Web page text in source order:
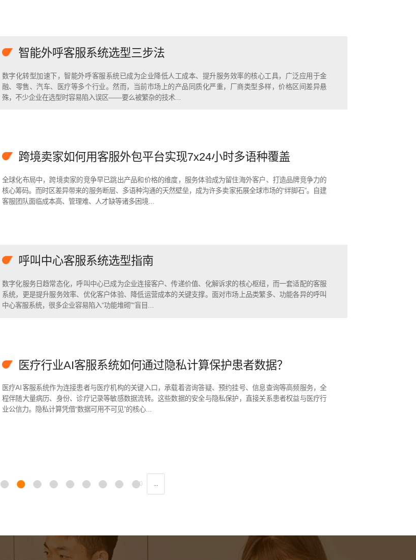
智能外呼客服系统选型三步法
数字化转型加速下，智能外呼客服系统已成为企业降低人工成本、提升服务效率的核心工具，广泛应用于金
融、零售、汽车、医疗等多个行业。然而，当前市场上的产品同质化严重，厂商类型多样，价格区间差异悬
殊，不少企业在选型时容易陷入误区——要么被繁杂的技术...
跨境卖家如何用客服外包平台实现7x24小时多语种覆盖
全球化布局中，跨境卖家的竞争早已跳出产品和价格的维度，服务体验成为留住海外客户、打造品牌竞争力的
核心筹码。而时区差异带来的服务断层、多语种沟通的天然壁垒，成为许多卖家拓展全球市场的“绊脚石”。自建
客服团队面临成本高、管理难、人才缺等诸多困境...
呼叫中心客服系统选型指南
数字化服务日趋常态化，呼叫中心已成为企业连接客户、传递价值、化解诉求的核心枢纽，而一套适配的客服
系统，更是提升服务效率、优化客户体验、降低运营成本的关键支撑。面对市场上品类繁多、功能各异的呼叫
中心客服系统，很多企业容易陷入“功能堆砌”“盲目...
医疗行业AI客服系统如何通过隐私计算保护患者数据？
医疗AI客服系统作为连接患者与医疗机构的关键入口，承载着咨询答疑、预约挂号、信息查询等高频服务，全
程伴随大量病历、身份、诊疗记录等敏感数据流转。这些数据的安全与隐私保护，直接关系患者权益与医疗行
业公信力。隐私计算凭借“数据可用不可见”的核心...
2 3 4 5 6 7 8 9 10